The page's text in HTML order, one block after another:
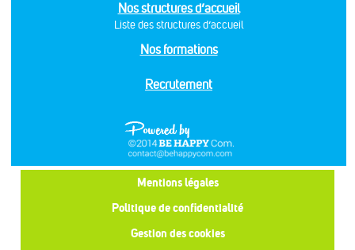
Nos structures d’accueil
Liste des structures d’accueil
Nos formations
Recrutement
Mentions légales
Politique de confidentialité
Gestion des cookies